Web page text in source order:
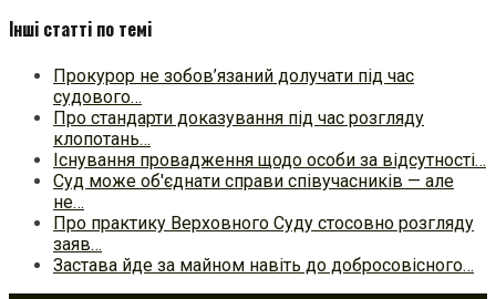
Інші статті по темі
Прокурор не зобов’язаний долучати під час
судового…
Про стандарти доказування під час розгляду
клопотань…
Існування провадження щодо особи за відсутності…
Суд може об'єднати справи співучасників — але
не…
Про практику Верховного Суду стосовно розгляду
заяв…
Застава йде за майном навіть до добросовісного…